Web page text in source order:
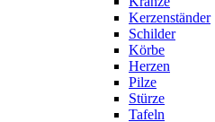
Kerzenständer
Schilder
Körbe
Herzen
Pilze
Stürze
Tafeln